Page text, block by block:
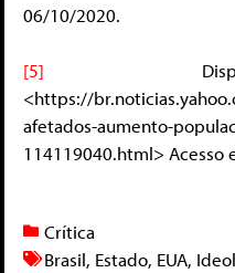
06/10/2020.
[5]
<https://
afetados-aumento-
114119040.html> Acesso
Crítica
Brasil, Estado, EUA,